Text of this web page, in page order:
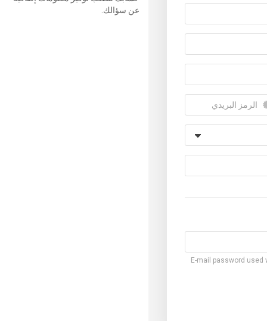
E-mail password used
عن سؤالك.